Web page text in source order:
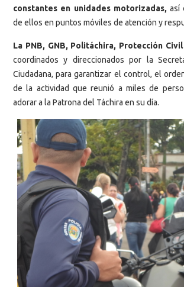
constantes en unidades motorizadas, así
de ellos en puntos móviles de atención y
La PNB, GNB, Politáchira, Protección Civil
coordinados y direccionados por la
Ciudadana, para garantizar el control, el
de la actividad que reunió a miles de
adorar a la Patrona del Táchira en su día.